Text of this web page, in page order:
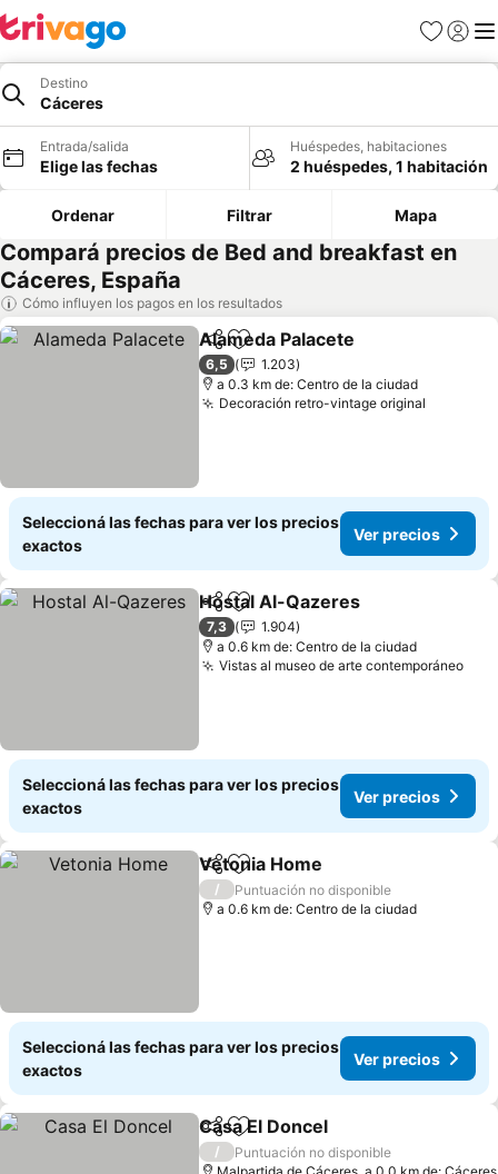
Favoritos
Iniciar
Destino
Cáceres
Entrada/salida
Elige las fechas
Huéspedes, habitaciones
2 huéspedes, 1 habitación
Ordenar Filtrar Mapa
Compará precios de Bed and breakfast en
Cáceres, España
Cómo influyen los pagos en los resultados
CompartirAñadir a favoritos
Alameda Palacete
6,5
1.203
a 0.3 km de: Centro de la ciudad
Decoración retro-vintage original
Seleccioná las fechas para ver los precios
exactos
Ver precios
CompartirAñadir a favoritos
Hostal Al-Qazeres
7,3
1.904
a 0.6 km de: Centro de la ciudad
Vistas al museo de arte contemporáneo
Seleccioná las fechas para ver los precios
exactos
Ver precios
CompartirAñadir a favoritos
Vetonia Home
/
Puntuación no disponible
a 0.6 km de: Centro de la ciudad
Seleccioná las fechas para ver los precios
exactos
Ver precios
CompartirAñadir a favoritos
Casa El Doncel
/
Puntuación no disponible